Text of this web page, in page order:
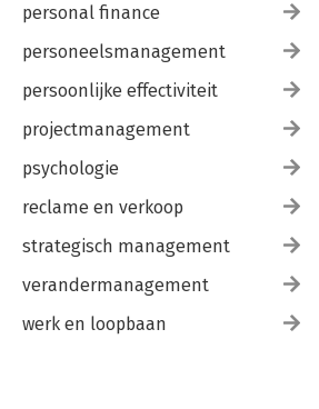
personal finance
personeelsmanagement
persoonlijke effectiviteit
projectmanagement
psychologie
reclame en verkoop
strategisch management
verandermanagement
werk en loopbaan